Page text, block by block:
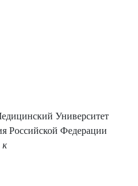
Университет
Российской Федерации